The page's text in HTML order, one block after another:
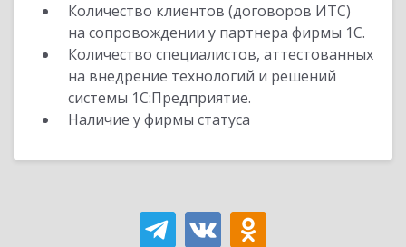
Количество клиентов (договоров ИТС)
на сопровождении у партнера фирмы 1С.
Количество специалистов, аттестованных
на внедрение технологий и решений
системы 1С:Предприятие.
Наличие у фирмы статуса